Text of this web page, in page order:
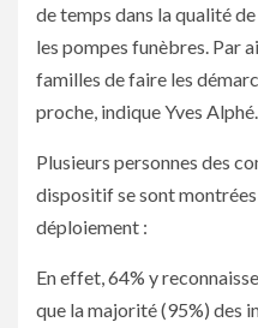
de temps dans la qualité
les pompes funèbres. Par
familles de faire les
proche, indique Yves Alphé.
Plusieurs personnes des
dispositif se sont
déploiement :
En effet, 64% y
que la majorité (95%) des